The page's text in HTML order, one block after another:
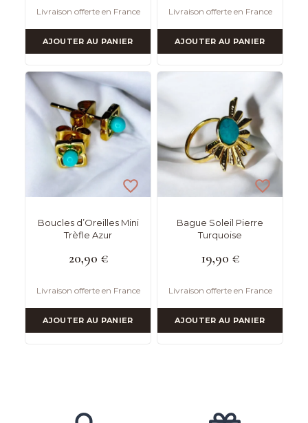
Livraison offerte en France
AJOUTER AU PANIER
Livraison offerte en France
AJOUTER AU PANIER
Boucles d’Oreilles Mini
Trèfle Azur
20,90 €
Livraison offerte en France
AJOUTER AU PANIER
Bague Soleil Pierre
Turquoise
19,90 €
Livraison offerte en France
AJOUTER AU PANIER